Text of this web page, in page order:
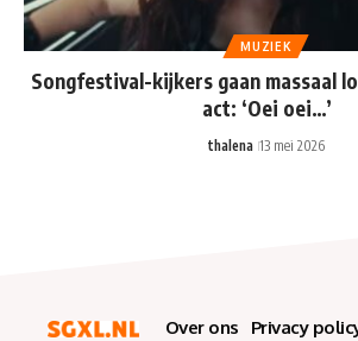
MUZIEK
Songfestival-kijkers gaan massaal
act: ‘Oei oei…’
thalena 13 mei 2026
Over ons
Privacy